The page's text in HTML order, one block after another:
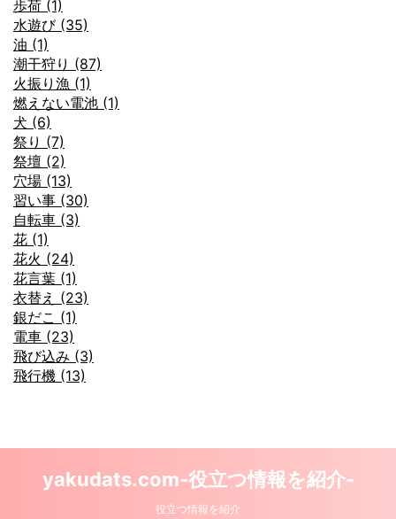
歩荷 (1)
水遊び (35)
油 (1)
潮干狩り (87)
火振り漁 (1)
燃えない電池 (1)
犬 (6)
祭り (7)
祭壇 (2)
穴場 (13)
習い事 (30)
自転車 (3)
花 (1)
花火 (24)
花言葉 (1)
衣替え (23)
銀だこ (1)
電車 (23)
飛び込み (3)
飛行機 (13)
yakudats.com-役立つ情報を紹介-
役立つ情報を紹介